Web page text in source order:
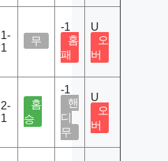
1-
1
무
-1
홈
패
U
오
버
2-
1
홈
승
-1
핸
디
무
U
오
버